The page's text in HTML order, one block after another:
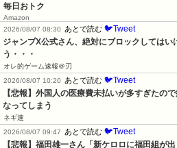
毎日おトク
Amazon
2026/08/07 08:30
あとで読む 🐦Tweet
ジャンプX公式さん、絶対にブロックしてはい
う・・・
オレ的ゲーム速報＠刃
2026/08/07 10:20
あとで読む 🐦Tweet
【悲報】外国人の医療費未払いが多すぎたの
なってしまう
ネギ速
2026/08/07 09:47
あとで読む 🐦Tweet
【悲報】福田雄一さん「新ケロロに福田組が